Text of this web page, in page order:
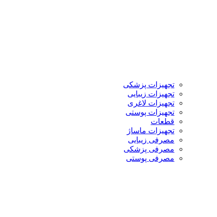
تجهیزات پزشکی
تجهیزات زیبایی
تجهیزات لاغری
تجهیزات پوستی
قطعات
تجهیزات ماساژ
مصرفی زیبایی
مصرفی پزشکی
مصرفی پوستی